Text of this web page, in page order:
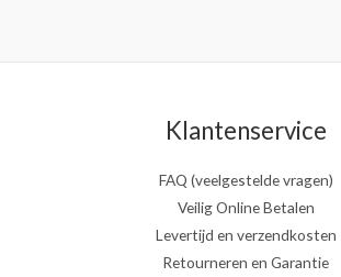
Klantenservice
FAQ (veelgestelde vragen)
Veilig Online Betalen
Levertijd en verzendkosten
Retourneren en Garantie